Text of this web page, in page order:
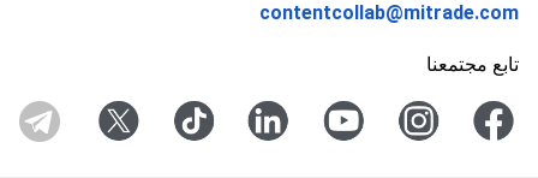
contentcollab@mitrade.com
تابع مجتمعنا